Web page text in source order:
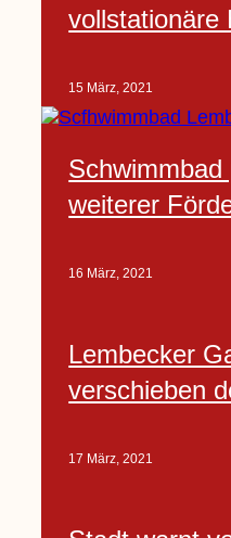
vollstationäre
15 März, 2021
weiterer
16 März, 2021
Lembecker
verschieben
17 März, 2021